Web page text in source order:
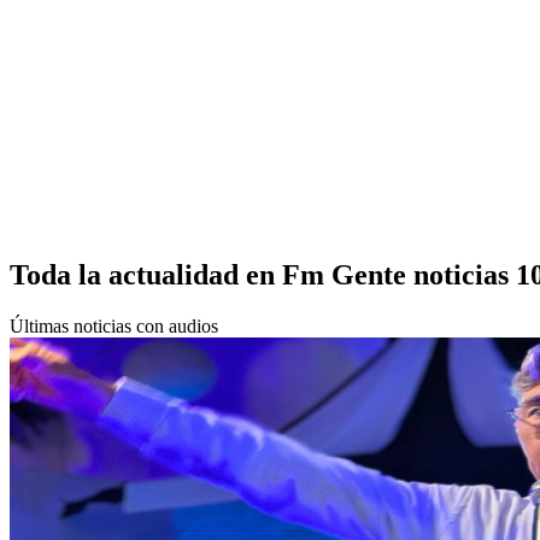
Toda la actualidad en Fm Gente noticias
Últimas noticias con audios